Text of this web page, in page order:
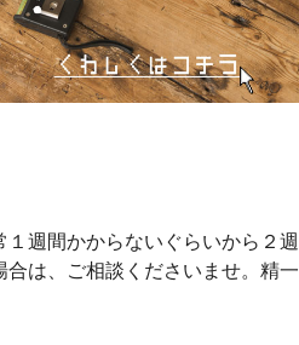
週間かからないぐらいから２週
合は、ご相談くださいませ。精一